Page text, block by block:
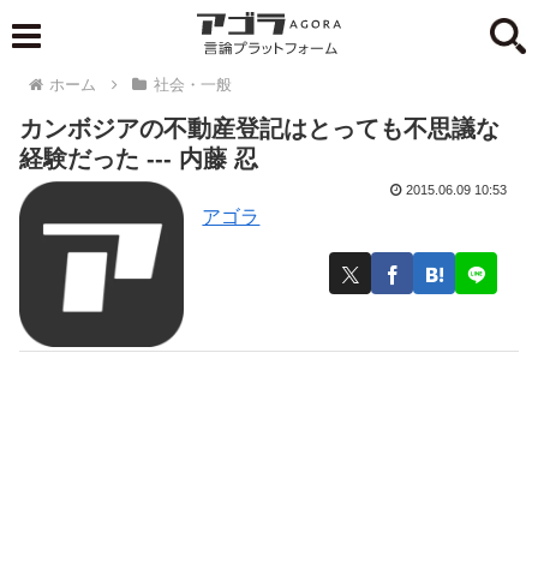
ホーム 社会・一般
カンボジアの不動産登記はとっても不思議な
経験だった --- 内藤 忍
アゴラ
2015.06.09 10:53